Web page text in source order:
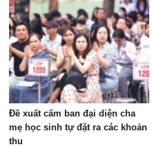
Đề xuất cấm ban đại diện cha
mẹ học sinh tự đặt ra các khoản
thu